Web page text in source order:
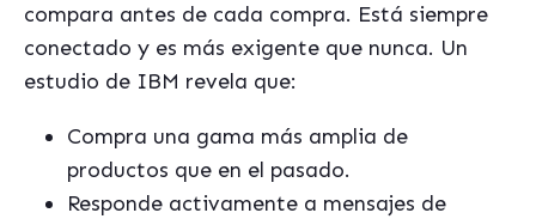
compara antes de cada compra. Está siempre
conectado y es más exigente que nunca. Un
estudio de IBM revela que:
Compra una gama más amplia de
productos que en el pasado.
Responde activamente a mensajes de